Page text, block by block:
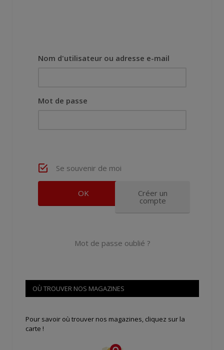
Nom d'utilisateur ou adresse e-mail
Mot de passe
Se souvenir de moi
Créer un
compte
Mot de passe oublié ?
OÙ TROUVER NOS MAGAZINES
Pour savoir où trouver nos magazines, cliquez sur la
carte !